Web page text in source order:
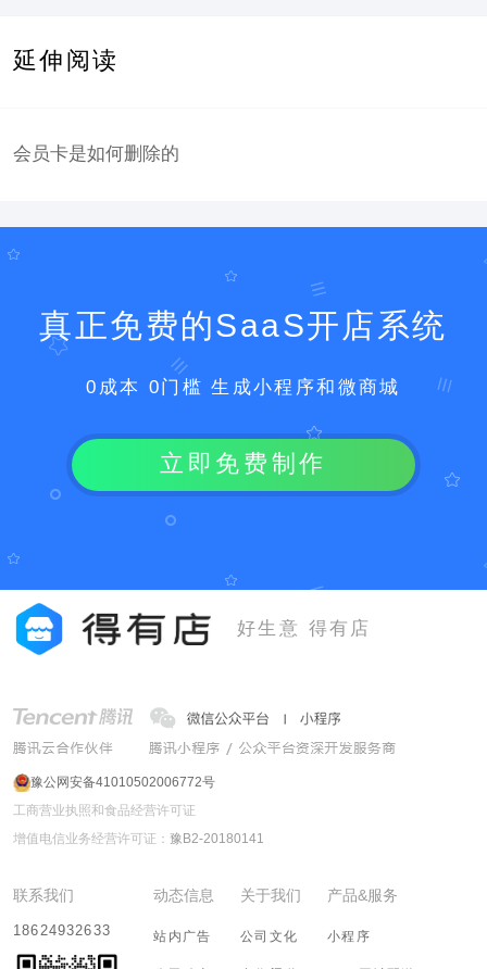
延伸阅读
会员卡是如何删除的
真正免费的SaaS开店系统
0成本 0门槛 生成小程序和微商城
立即免费制作
好生意 得有店
豫公网安备41010502006772号
工商营业执照和食品经营许可证
增值电信业务经营许可证： 豫B2-20180141
联系我们
18624932633
动态信息
站内广告
关于我们
公司文化
产品&服务
小程序